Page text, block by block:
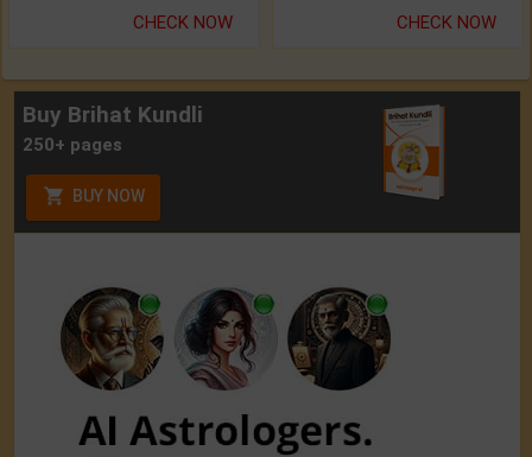
CHECK NOW CHECK NOW
Buy Brihat Kundli
250+ pages
BUY NOW